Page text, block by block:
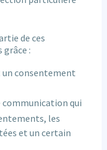
de ces
:
consentement
communication qui
les
et un certain